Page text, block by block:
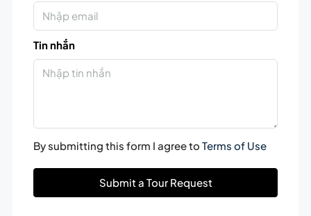
Tin nhắn
By submitting this form I agree to Terms of Use
Submit a Tour Request